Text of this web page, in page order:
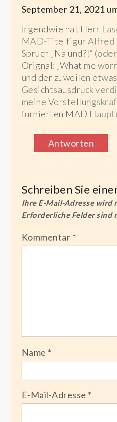
September 21, 2021
Irgendwie hat Herr
MAD-Titelfigur Alfred
Spruch „Na und?!“
Orignal: „What me
und der zuweilen
Gesichtsausdruck
meine
furnierten MAD
Antworten
Schreiben Sie
Ihre E-Mail-Adresse
Erforderliche Felder sind
Kommentar *
Name *
E-Mail-Adresse *